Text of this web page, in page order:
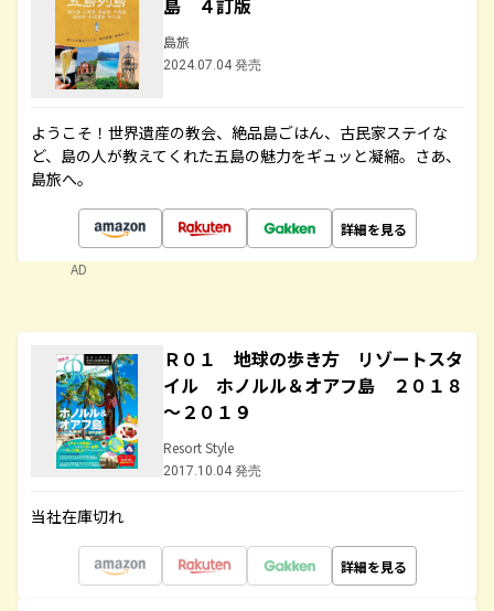
島 ４訂版
島旅
2024.07.04 発売
ようこそ！世界遺産の教会、絶品島ごはん、古民家ステイな
ど、島の人が教えてくれた五島の魅力をギュッと凝縮。さあ、
島旅へ。
詳細を見る
AD
Ｒ０１ 地球の歩き方 リゾートスタ
イル ホノルル＆オアフ島 ２０１８
～２０１９
Resort Style
2017.10.04 発売
当社在庫切れ
詳細を見る